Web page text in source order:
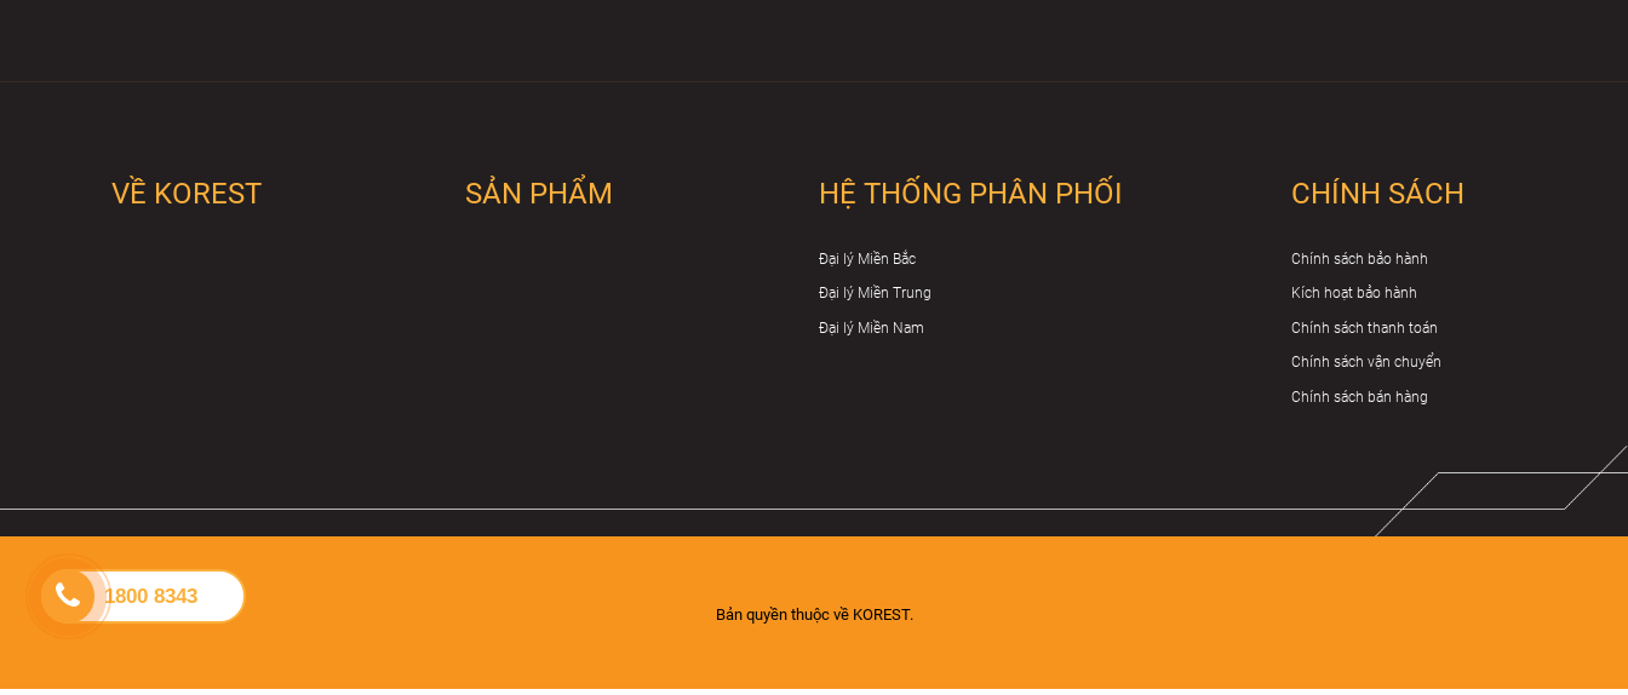
1800 8343
VỀ KOREST SẢN PHẨM HỆ THỐNG PHÂN PHỐI
Đại lý Miền Bắc
Đại lý Miền Trung
Đại lý Miền Nam
CHÍNH SÁCH
Chính sách bảo hành
Kích hoạt bảo hành
Chính sách thanh toán
Chính sách vận chuyển
Chính sách bán hàng
Bản quyền thuộc về KOREST.